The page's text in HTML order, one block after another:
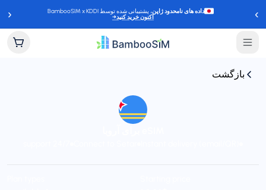
‹ داده های نامحدود ژاپن، پشتیبانی شده توسط BambooSIM x KDDI
اکنون خرید کنید→ ›
بازگشت